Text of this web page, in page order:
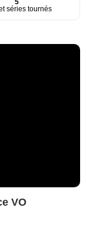
5
séries tournés
VO